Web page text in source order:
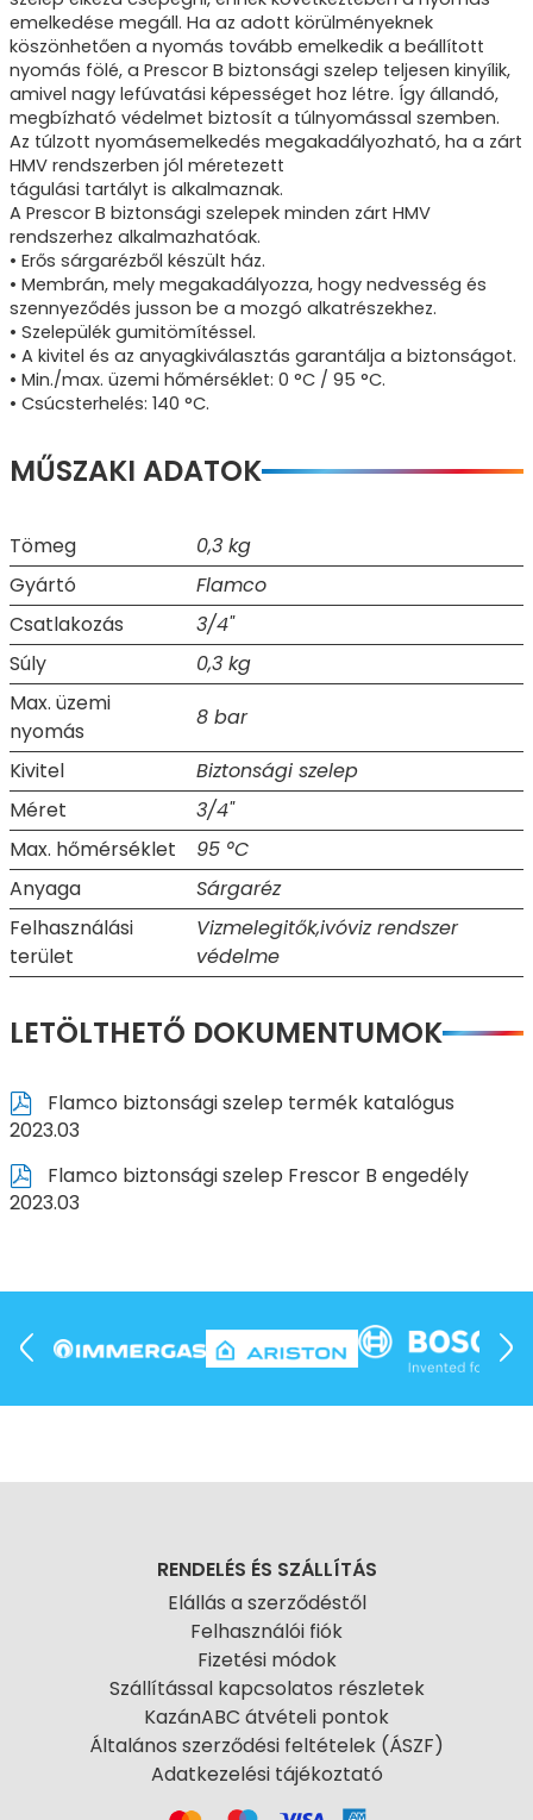
emelkedése megáll. Ha az adott körülményeknek
köszönhetően a nyomás tovább emelkedik a beállított
nyomás fölé, a Prescor B biztonsági szelep teljesen kinyílik,
amivel nagy lefúvatási képességet hoz létre. Így állandó,
megbízható védelmet biztosít a túlnyomással szemben.
Az túlzott nyomásemelkedés megakadályozható, ha a zárt
HMV rendszerben jól méretezett
tágulási tartályt is alkalmaznak.
A Prescor B biztonsági szelepek minden zárt HMV
rendszerhez alkalmazhatóak.
• Erős sárgarézből készült ház.
• Membrán, mely megakadályozza, hogy nedvesség és
szennyeződés jusson be a mozgó alkatrészekhez.
• Szelepülék gumitömítéssel.
• A kivitel és az anyagkiválasztás garantálja a biztonságot.
• Min./max. üzemi hőmérséklet: 0 °C / 95 °C.
• Csúcsterhelés: 140 °C.
MŰSZAKI ADATOK
Tömeg
0,3 kg
Gyártó
Flamco
Csatlakozás
3/4"
Súly
0,3 kg
Max. üzemi
nyomás
8 bar
Kivitel
Biztonsági szelep
Méret
3/4"
Max. hőmérséklet
95 °C
Anyaga
Sárgaréz
Felhasználási
terület
Vizmelegitők,ivóviz rendszer
védelme
LETÖLTHETŐ DOKUMENTUMOK
Flamco biztonsági szelep termék katalógus
2023.03
Flamco biztonsági szelep Frescor B engedély
2023.03
RENDELÉS ÉS SZÁLLÍTÁS
Elállás a szerződéstől
Felhasználói fiók
Fizetési módok
Szállítással kapcsolatos részletek
KazánABC átvételi pontok
Általános szerződési feltételek (ÁSZF)
Adatkezelési tájékoztató